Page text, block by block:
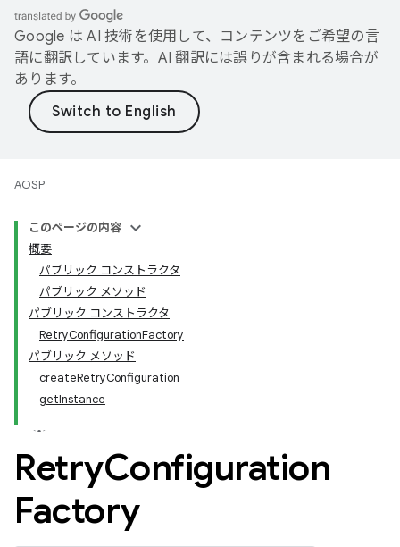
Google は AI 技術を使用して、コンテンツをご希望の言
語に翻訳しています。AI 翻訳には誤りが含まれる場合が
あります。
AOSP
このページの内容
概要
パブリック コンストラクタ
パブリック メソッド
パブリック コンストラクタ
RetryConfigurationFactory
パブリック メソッド
createRetryConfiguration
getInstance
RetryConfiguration
Factory